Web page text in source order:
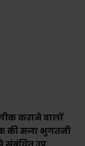
कराने वालों
की सजा भुगतनी